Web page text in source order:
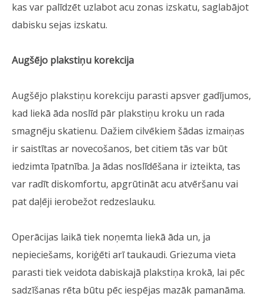
kas var palīdzēt uzlabot acu zonas izskatu, saglabājot
dabisku sejas izskatu.
Augšējo plakstiņu korekcija
Augšējo plakstiņu korekciju parasti apsver gadījumos,
kad liekā āda noslīd pār plakstiņu kroku un rada
smagnēju skatienu. Dažiem cilvēkiem šādas izmaiņas
ir saistītas ar novecošanos, bet citiem tās var būt
iedzimta īpatnība. Ja ādas noslīdēšana ir izteikta, tas
var radīt diskomfortu, apgrūtināt acu atvēršanu vai
pat daļēji ierobežot redzeslauku.
Operācijas laikā tiek noņemta liekā āda un, ja
nepieciešams, koriģēti arī taukaudi. Griezuma vieta
parasti tiek veidota dabiskajā plakstiņa krokā, lai pēc
sadzīšanas rēta būtu pēc iespējas mazāk pamanāma.